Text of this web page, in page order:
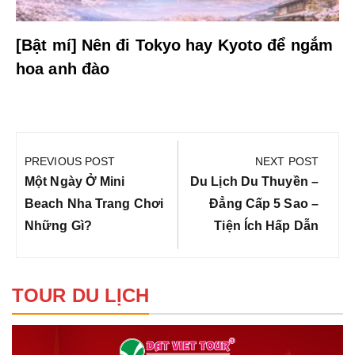
[Bật mí] Nên đi Tokyo hay Kyoto để ngắm
hoa anh đào
hướng
bài
viết
PREVIOUS POST
Previous
Post:
Một Ngày Ở Mini
Beach Nha Trang Chơi
Những Gì?
NEXT POST
Next
Post:
Du Lịch Du Thuyền –
Đẳng Cấp 5 Sao –
Tiện Ích Hấp Dẫn
TOUR DU LỊCH